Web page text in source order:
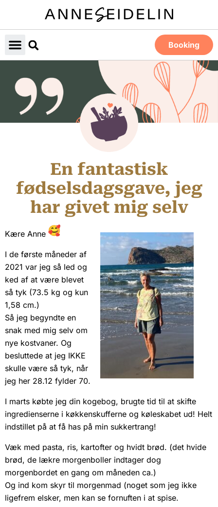
Booking
En fantastisk
fødselsdagsgave, jeg
har givet mig selv
Kære Anne
I de første måneder af
2021 var jeg så led og
ked af at være blevet
så tyk (73.5 kg og kun
1,58 cm.)
Så jeg begyndte en
snak med mig selv om
nye kostvaner. Og
besluttede at jeg IKKE
skulle være så tyk, når
jeg her 28.12 fylder 70.
I marts købte jeg din kogebog, brugte tid til at skifte
ingredienserne i køkkenskufferne og køleskabet ud! Helt
indstillet på at få has på min sukkertrang!
Væk med pasta, ris, kartofter og hvidt brød. (det hvide
brød, de lækre morgenboller indtager dog
morgenbordet en gang om måneden ca.)
Og ind kom skyr til morgenmad (noget som jeg ikke
ligefrem elsker, men kan se fornuften i at spise.